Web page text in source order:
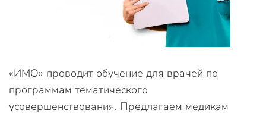
«ИМО» проводит обучение для врачей по
программам тематического
усовершенствования. Предлагаем медикам